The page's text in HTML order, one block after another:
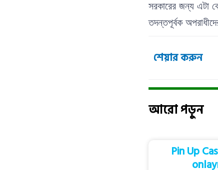
সরকারের জন্য এটা
তদন্তপূর্বক
শেয়ার করুন
আরো পড়ুন
Pin Up